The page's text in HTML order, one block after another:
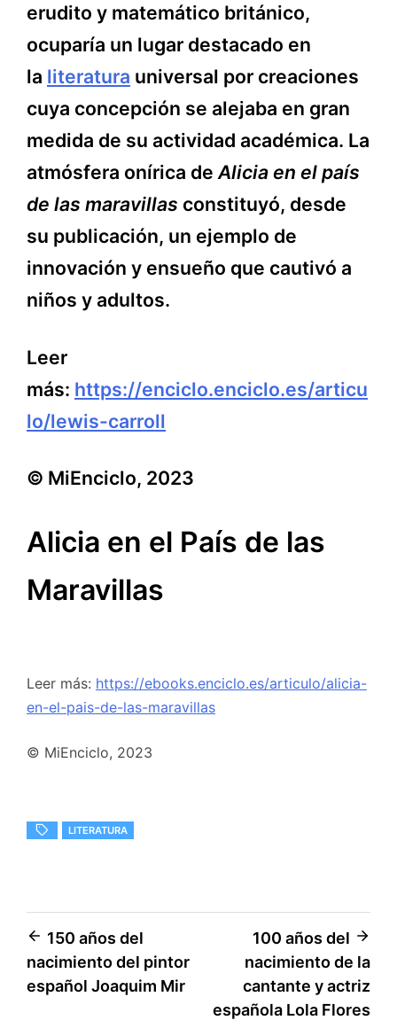
erudito y matemático británico,
ocuparía un lugar destacado en
la literatura universal por creaciones
cuya concepción se alejaba en gran
medida de su actividad académica. La
atmósfera onírica deAlicia en el país
de las maravillas constituyó, desde
su publicación, un ejemplo de
innovación y ensueño que cautivó a
niños y adultos.
Leer
más: https://enciclo.enciclo.es/articu
lo/lewis-carroll
© MiEnciclo, 2023
Alicia en el País de las
Maravillas
Leer más: https://ebooks.enciclo.es/articulo/alicia-
en-el-pais-de-las-maravillas
© MiEnciclo, 2023
LITERATURA
Navegación
de
entradas
150 años del
nacimiento del pintor
español Joaquim Mir
100 años del
nacimiento de la
cantante y actriz
española Lola Flores